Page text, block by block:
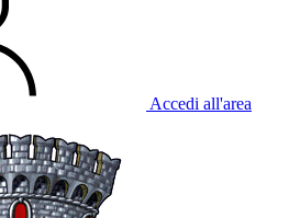
Accedi all'area